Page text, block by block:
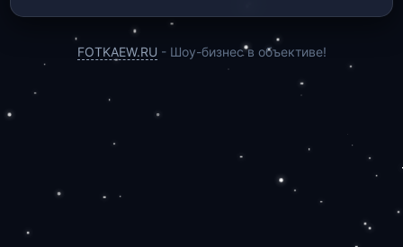
FOTKAEW.RU - Шоу-бизнес в объективе!